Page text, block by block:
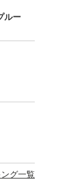
ルー
グ一覧